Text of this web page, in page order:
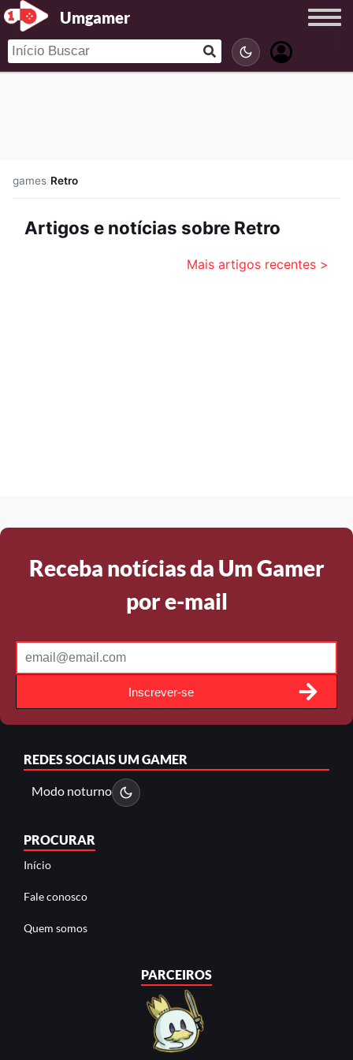
Umgamer
games/Retro
Artigos e notícias sobre Retro
Mais artigos recentes >
Receba notícias da Um Gamer
por e-mail
Inscrever-se
REDES SOCIAISUM GAMER
Modo noturno
PROCURAR
Início
Fale conosco
Quem somos
PARCEIROS